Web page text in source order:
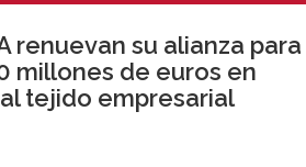
renuevan su alianza para
millones de euros en
tejido empresarial